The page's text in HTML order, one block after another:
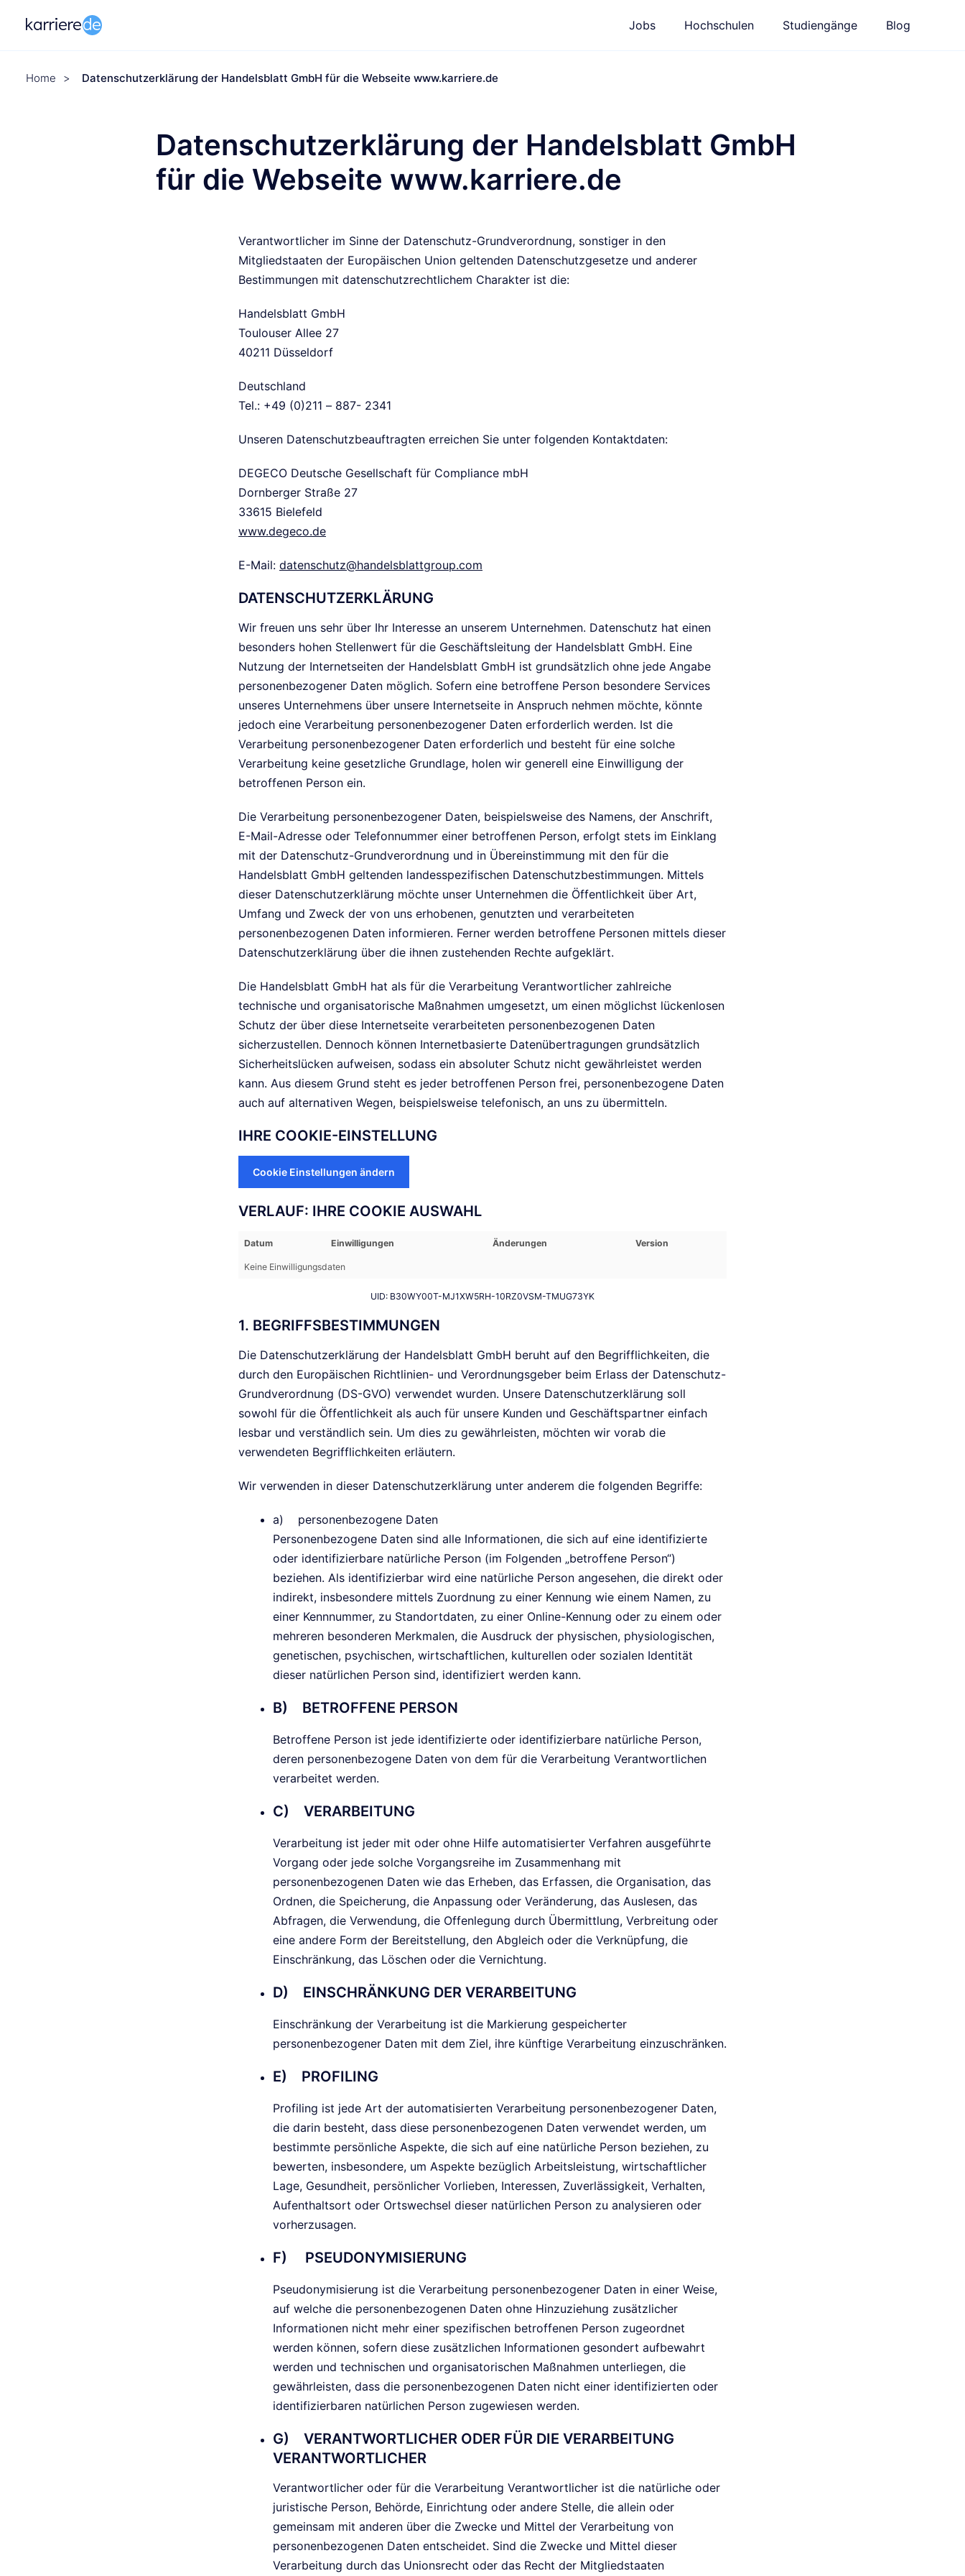
Jobs Hochschulen Studiengänge Blog
Home > Datenschutzerklärung der Handelsblatt GmbH für die Webseite www.karriere.de
Datenschutzerklärung der Handelsblatt GmbH
für die Webseite www.karriere.de
Verantwortlicher im Sinne der Datenschutz-Grundverordnung, sonstiger in den
Mitgliedstaaten der Europäischen Union geltenden Datenschutzgesetze und anderer
Bestimmungen mit datenschutzrechtlichem Charakter ist die:
Handelsblatt GmbH
Toulouser Allee 27
40211 Düsseldorf
Deutschland
Tel.: +49 (0)211 – 887- 2341
Unseren Datenschutzbeauftragten erreichen Sie unter folgenden Kontaktdaten:
DEGECO Deutsche Gesellschaft für Compliance mbH
Dornberger Straße 27
33615 Bielefeld
www.degeco.de
E-Mail: datenschutz@handelsblattgroup.com
DATENSCHUTZERKLÄRUNG
Wir freuen uns sehr über Ihr Interesse an unserem Unternehmen. Datenschutz hat einen
besonders hohen Stellenwert für die Geschäftsleitung der Handelsblatt GmbH. Eine
Nutzung der Internetseiten der Handelsblatt GmbH ist grundsätzlich ohne jede Angabe
personenbezogener Daten möglich. Sofern eine betroffene Person besondere Services
unseres Unternehmens über unsere Internetseite in Anspruch nehmen möchte, könnte
jedoch eine Verarbeitung personenbezogener Daten erforderlich werden. Ist die
Verarbeitung personenbezogener Daten erforderlich und besteht für eine solche
Verarbeitung keine gesetzliche Grundlage, holen wir generell eine Einwilligung der
betroffenen Person ein.
Die Verarbeitung personenbezogener Daten, beispielsweise des Namens, der Anschrift,
E-Mail-Adresse oder Telefonnummer einer betroffenen Person, erfolgt stets im Einklang
mit der Datenschutz-Grundverordnung und in Übereinstimmung mit den für die
Handelsblatt GmbH geltenden landesspezifischen Datenschutzbestimmungen. Mittels
dieser Datenschutzerklärung möchte unser Unternehmen die Öffentlichkeit über Art,
Umfang und Zweck der von uns erhobenen, genutzten und verarbeiteten
personenbezogenen Daten informieren. Ferner werden betroffene Personen mittels dieser
Datenschutzerklärung über die ihnen zustehenden Rechte aufgeklärt.
Die Handelsblatt GmbH hat als für die Verarbeitung Verantwortlicher zahlreiche
technische und organisatorische Maßnahmen umgesetzt, um einen möglichst lückenlosen
Schutz der über diese Internetseite verarbeiteten personenbezogenen Daten
sicherzustellen. Dennoch können Internetbasierte Datenübertragungen grundsätzlich
Sicherheitslücken aufweisen, sodass ein absoluter Schutz nicht gewährleistet werden
kann. Aus diesem Grund steht es jeder betroffenen Person frei, personenbezogene Daten
auch auf alternativen Wegen, beispielsweise telefonisch, an uns zu übermitteln.
IHRE COOKIE-EINSTELLUNG
Cookie Einstellungen ändern
VERLAUF: IHRE COOKIE AUSWAHL
Datum Einwilligungen Änderungen Version
Keine Einwilligungsdaten
UID: B30WY00T-MJ1XW5RH-10RZ0VSM-TMUG73YK
1. BEGRIFFSBESTIMMUNGEN
Die Datenschutzerklärung der Handelsblatt GmbH beruht auf den Begrifflichkeiten, die
durch den Europäischen Richtlinien- und Verordnungsgeber beim Erlass der Datenschutz-
Grundverordnung (DS-GVO) verwendet wurden. Unsere Datenschutzerklärung soll
sowohl für die Öffentlichkeit als auch für unsere Kunden und Geschäftspartner einfach
lesbar und verständlich sein. Um dies zu gewährleisten, möchten wir vorab die
verwendeten Begrifflichkeiten erläutern.
Wir verwenden in dieser Datenschutzerklärung unter anderem die folgenden Begriffe:
a) personenbezogene Daten
Personenbezogene Daten sind alle Informationen, die sich auf eine identifizierte
oder identifizierbare natürliche Person (im Folgenden „betroffene Person“)
beziehen. Als identifizierbar wird eine natürliche Person angesehen, die direkt oder
indirekt, insbesondere mittels Zuordnung zu einer Kennung wie einem Namen, zu
einer Kennnummer, zu Standortdaten, zu einer Online-Kennung oder zu einem oder
mehreren besonderen Merkmalen, die Ausdruck der physischen, physiologischen,
genetischen, psychischen, wirtschaftlichen, kulturellen oder sozialen Identität
dieser natürlichen Person sind, identifiziert werden kann.
B) BETROFFENE PERSON
Betroffene Person ist jede identifizierte oder identifizierbare natürliche Person,
deren personenbezogene Daten von dem für die Verarbeitung Verantwortlichen
verarbeitet werden.
C) VERARBEITUNG
Verarbeitung ist jeder mit oder ohne Hilfe automatisierter Verfahren ausgeführte
Vorgang oder jede solche Vorgangsreihe im Zusammenhang mit
personenbezogenen Daten wie das Erheben, das Erfassen, die Organisation, das
Ordnen, die Speicherung, die Anpassung oder Veränderung, das Auslesen, das
Abfragen, die Verwendung, die Offenlegung durch Übermittlung, Verbreitung oder
eine andere Form der Bereitstellung, den Abgleich oder die Verknüpfung, die
Einschränkung, das Löschen oder die Vernichtung.
D) EINSCHRÄNKUNG DER VERARBEITUNG
Einschränkung der Verarbeitung ist die Markierung gespeicherter
personenbezogener Daten mit dem Ziel, ihre künftige Verarbeitung einzuschränken.
E) PROFILING
Profiling ist jede Art der automatisierten Verarbeitung personenbezogener Daten,
die darin besteht, dass diese personenbezogenen Daten verwendet werden, um
bestimmte persönliche Aspekte, die sich auf eine natürliche Person beziehen, zu
bewerten, insbesondere, um Aspekte bezüglich Arbeitsleistung, wirtschaftlicher
Lage, Gesundheit, persönlicher Vorlieben, Interessen, Zuverlässigkeit, Verhalten,
Aufenthaltsort oder Ortswechsel dieser natürlichen Person zu analysieren oder
vorherzusagen.
F) PSEUDONYMISIERUNG
Pseudonymisierung ist die Verarbeitung personenbezogener Daten in einer Weise,
auf welche die personenbezogenen Daten ohne Hinzuziehung zusätzlicher
Informationen nicht mehr einer spezifischen betroffenen Person zugeordnet
werden können, sofern diese zusätzlichen Informationen gesondert aufbewahrt
werden und technischen und organisatorischen Maßnahmen unterliegen, die
gewährleisten, dass die personenbezogenen Daten nicht einer identifizierten oder
identifizierbaren natürlichen Person zugewiesen werden.
G) VERANTWORTLICHER ODER FÜR DIE VERARBEITUNG
VERANTWORTLICHER
Verantwortlicher oder für die Verarbeitung Verantwortlicher ist die natürliche oder
juristische Person, Behörde, Einrichtung oder andere Stelle, die allein oder
gemeinsam mit anderen über die Zwecke und Mittel der Verarbeitung von
personenbezogenen Daten entscheidet. Sind die Zwecke und Mittel dieser
Verarbeitung durch das Unionsrecht oder das Recht der Mitgliedstaaten